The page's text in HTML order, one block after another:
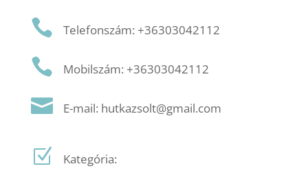
Telefonszám: +36303042112
Mobilszám: +36303042112
E-mail: hutkazsolt@gmail.com
Kategória: